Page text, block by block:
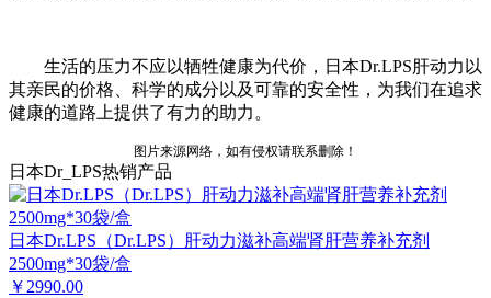
生活的压力不应以牺牲健康为代价，日本Dr.LPS肝动力以
其亲民的价格、科学的成分以及可靠的安全性，为我们在追求
健康的道路上提供了有力的助力。
图片来源网络，如有侵权请联系删除！
日本Dr_LPS热销产品
日本Dr.LPS（Dr.LPS）肝动力滋补高端肾肝营养补充剂
2500mg*30袋/盒
￥2990.00